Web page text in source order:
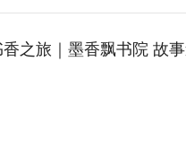
之旅｜墨香飘书院 故